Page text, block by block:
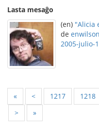
Lasta mesaĝo
(en) "Alicia
de enwilson
2005-julio-
« < 1217 1218
>
»